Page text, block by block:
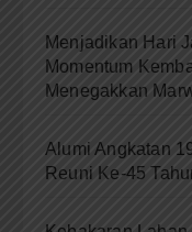
POS-POS
Lembaga Tepak
DP3A Rokan Hilir